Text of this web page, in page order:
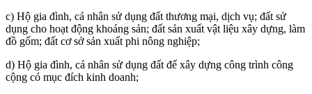
c) Hộ gia đình, cá nhân sử dụng đất thương mại, dịch vụ; đất sử
dụng cho hoạt động khoáng sản; đất sản xuất vật liệu xây dựng, làm
đồ gốm; đất cơ sở sản xuất phi nông nghiệp;
d) Hộ gia đình, cá nhân sử dụng đất để xây dựng công trình công
cộng có mục đích kinh doanh;